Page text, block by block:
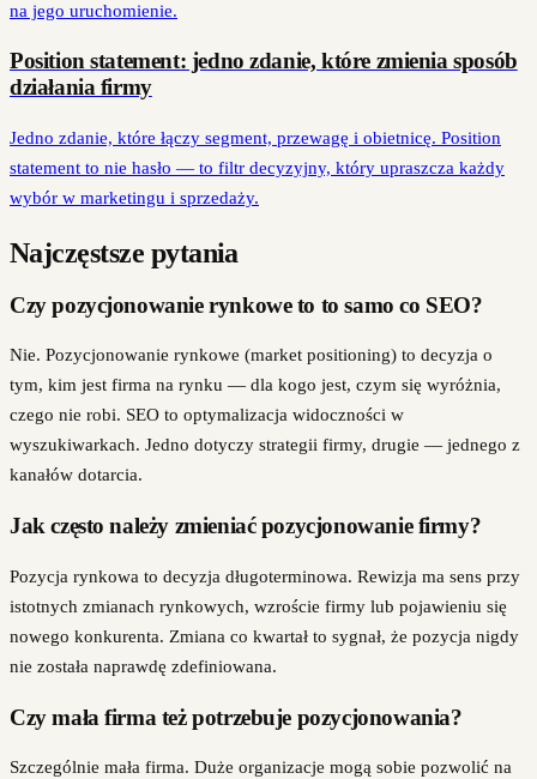
na jego uruchomienie.
Position statement: jedno zdanie, które zmienia sposób
działania firmy
Jedno zdanie, które łączy segment, przewagę i obietnicę. Position
statement to nie hasło — to filtr decyzyjny, który upraszcza każdy
wybór w marketingu i sprzedaży.
Najczęstsze pytania
Czy pozycjonowanie rynkowe to to samo co SEO?
Nie. Pozycjonowanie rynkowe (market positioning) to decyzja o
tym, kim jest firma na rynku — dla kogo jest, czym się wyróżnia,
czego nie robi. SEO to optymalizacja widoczności w
wyszukiwarkach. Jedno dotyczy strategii firmy, drugie — jednego z
kanałów dotarcia.
Jak często należy zmieniać pozycjonowanie firmy?
Pozycja rynkowa to decyzja długoterminowa. Rewizja ma sens przy
istotnych zmianach rynkowych, wzroście firmy lub pojawieniu się
nowego konkurenta. Zmiana co kwartał to sygnał, że pozycja nigdy
nie została naprawdę zdefiniowana.
Czy mała firma też potrzebuje pozycjonowania?
Szczególnie mała firma. Duże organizacje mogą sobie pozwolić na